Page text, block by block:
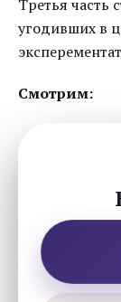
Третья часть
угодивших в
Смотрим: